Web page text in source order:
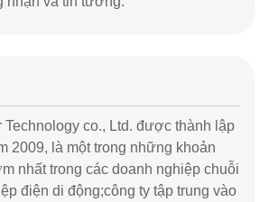
Technology co., Ltd. được thành lập
2009, là một trong những khoản
nhất trong các doanh nghiệp chuỗi
điện di động;công ty tập trung vào